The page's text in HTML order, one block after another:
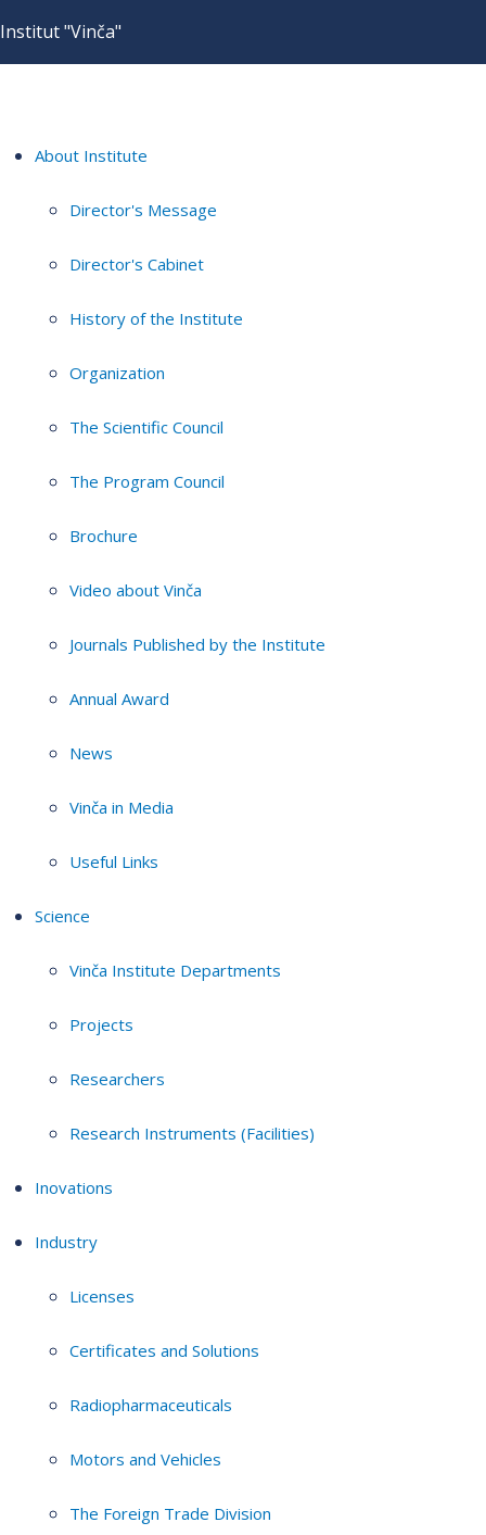
Institut "Vinča"
About Institute
Director's Message
Director's Cabinet
History of the Institute
Organization
The Scientific Council
The Program Council
Brochure
Video about Vinča
Journals Published by the Institute
Annual Award
News
Vinča in Media
Useful Links
Science
Vinča Institute Departments
Projects
Researchers
Research Instruments (Facilities)
Inovations
Industry
Licenses
Certificates and Solutions
Radiopharmaceuticals
Motors and Vehicles
The Foreign Trade Division